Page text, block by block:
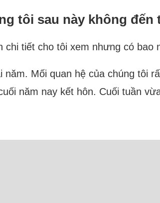
tôi sau này không
chi tiết cho tôi xem nhưng có bao
năm. Mối quan hệ của chúng tôi
năm nay kết hôn. Cuối tuần